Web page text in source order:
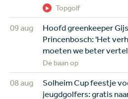
Topgolf
09 aug
Hoofd greenkeeper
Princenbosch: 'Het
moeten we beter
De baan op
08 aug
Solheim Cup feestje
jeugdgolfers: gratis